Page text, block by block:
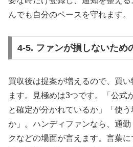
んでも自分のペースを守れます。
4-5. ファンが損しないため
買収後は提案が増えるので、買
ます。見極めは3つです。「公式
と確定が分かれているか」「使
か」。ハンディファンなら、通
クなどの場面が言えます。言葉